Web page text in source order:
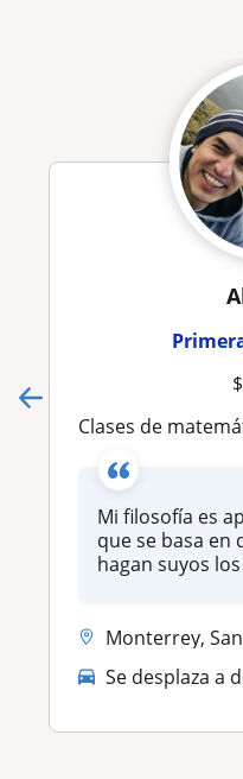
$
Clases de matemáticas, español
Mi filosofía es
que se basa en
hagan suyos los
Monterrey, San Pedro Garza
Se desplaza a